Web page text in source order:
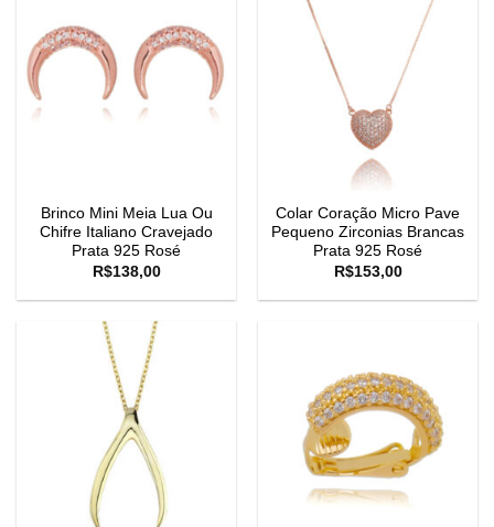
Brinco Mini Meia Lua Ou
Chifre Italiano Cravejado
Prata 925 Rosé
R$138,00
Colar Coração Micro Pave
Pequeno Zirconias Brancas
Prata 925 Rosé
R$153,00